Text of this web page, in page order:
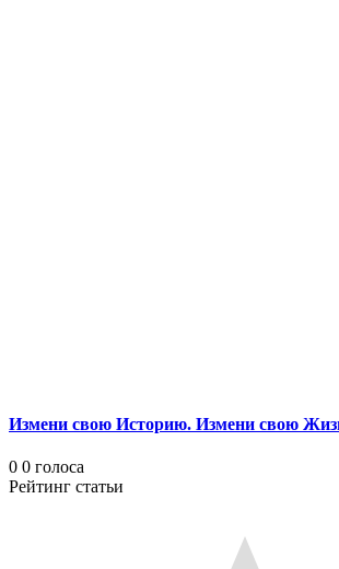
Измени свою Историю. Измени свою
0 0 голоса
Рейтинг статьи